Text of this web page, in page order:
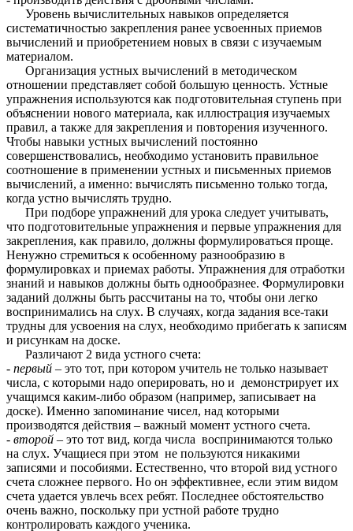
Уровень вычислительных навыков определяется
систематичностью закрепления ранее усвоенных приемов
вычислений и приобретением новых в связи с изучаемым
материалом.
Организация устных вычислений в методическом
отношении представляет собой большую ценность. Устные
упражнения используются как подготовительная ступень при
объяснении нового материала, как иллюстрация изучаемых
правил, а также для закрепления и повторения изученного.
Чтобы навыки устных вычислений постоянно
совершенствовались, необходимо установить правильное
соотношение в применении устных и письменных приемов
вычислений, а именно: вычислять письменно только тогда,
когда устно вычислять трудно.
При подборе упражнений для урока следует учитывать,
что подготовительные упражнения и первые упражнения для
закрепления, как правило, должны формулироваться проще.
Ненужно стремиться к особенному разнообразию в
формулировках и приемах работы. Упражнения для отработки
знаний и навыков должны быть однообразнее. Формулировки
заданий должны быть рассчитаны на то, чтобы они легко
воспринимались на слух. В случаях, когда задания все-таки
трудны для усвоения на слух, необходимо прибегать к записям
и рисункам на доске.
Различают 2 вида устного счета:
- первый – это тот, при котором учитель не только называет
числа, с которыми надо оперировать, но и демонстрирует их
учащимся каким-либо образом (например, записывает на
доске). Именно запоминание чисел, над которыми
производятся действия – важный момент устного счета.
- второй – это тот вид, когда числа воспринимаются только
на слух. Учащиеся при этом не пользуются никакими
записями и пособиями. Естественно, что второй вид устного
счета сложнее первого. Но он эффективнее, если этим видом
счета удается увлечь всех ребят. Последнее обстоятельство
очень важно, поскольку при устной работе трудно
контролировать каждого ученика.